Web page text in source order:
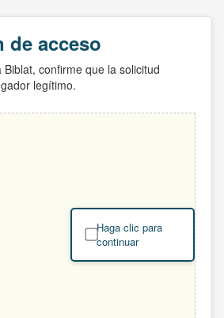
de acceso
confirme que la solicitud
legítimo.
Haga clic para
continuar